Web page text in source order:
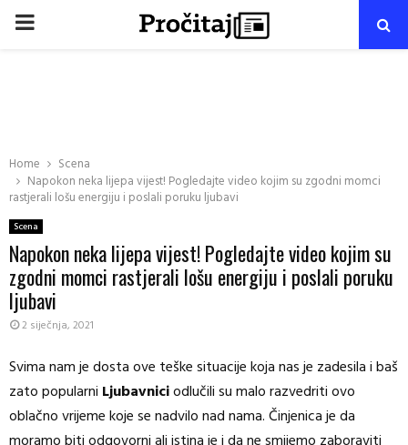
PRIMARY
Home
Scena
Napokon neka lijepa vijest! Pogledajte video kojim su zgodni momci
rastjerali lošu energiju i poslali poruku ljubavi
Scena
Napokon neka lijepa vijest! Pogledajte video kojim su
zgodni momci rastjerali lošu energiju i poslali poruku
ljubavi
2 siječnja, 2021
Svima nam je dosta ove teške situacije koja nas je zadesila i baš
zato popularni Ljubavniciodlučili su malo razvedriti ovo
oblačno vrijeme koje se nadvilo nad nama. Činjenica je da